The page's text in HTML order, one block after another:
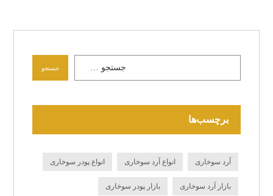
جستجو
برچسب‌ها
آرد سوخاری انواع آرد سوخاری انواع پودر سوخاری
بازار آرد سوخاری بازار پودر سوخاری